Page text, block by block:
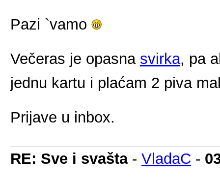
Pazi `vamo
Večeras je opasna svirka, pa
jednu kartu i plaćam 2 piva
Prijave u inbox.
RE: Sve i svašta- VladaC -